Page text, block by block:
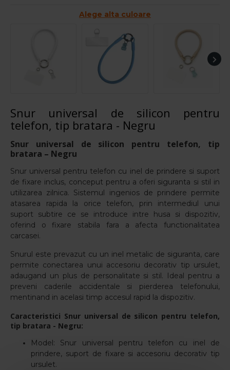
Alege alta culoare
Snur universal de silicon pentru
telefon, tip bratara - Negru
Snur universal de silicon pentru telefon, tip
bratara – Negru
Snur universal pentru telefon cu inel de prindere si suport
de fixare inclus, conceput pentru a oferi siguranta si stil in
utilizarea zilnica. Sistemul ingenios de prindere permite
atasarea rapida la orice telefon, prin intermediul unui
suport subtire ce se introduce intre husa si dispozitiv,
oferind o fixare stabila fara a afecta functionalitatea
carcasei.
Snurul este prevazut cu un inel metalic de siguranta, care
permite conectarea unui accesoriu decorativ tip ursulet,
adaugand un plus de personalitate si stil. Ideal pentru a
preveni caderile accidentale si pierderea telefonului,
mentinand in acelasi timp accesul rapid la dispozitiv.
Caracteristici Snur universal de silicon pentru telefon,
tip bratara - Negru:
Model: Snur universal pentru telefon cu inel de
prindere, suport de fixare si accesoriu decorativ tip
ursulet.